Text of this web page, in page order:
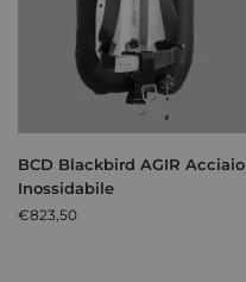
BCD Blackbird AGIR Acciaio
Inossidabile
€823,50